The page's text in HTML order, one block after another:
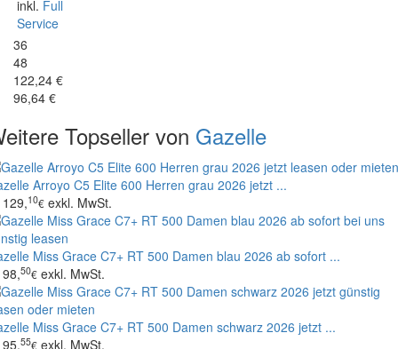
inkl. Full
Service
36
48
122,24 €
96,64 €
Topseller von Gazelle
Arroyo C5 Elite 600 Herren grau 2026 jetzt ...
129,10€ exkl. MwSt.
Miss Grace C7+ RT 500 Damen blau 2026 ab sofort ...
98,50€ exkl. MwSt.
Miss Grace C7+ RT 500 Damen schwarz 2026 jetzt ...
95,55€ exkl. MwSt.